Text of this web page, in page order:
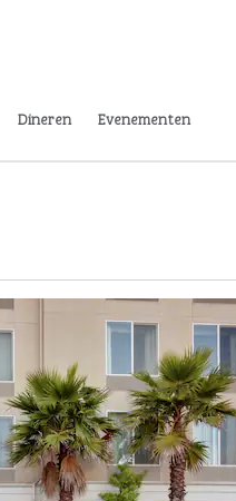
Dineren Evenementen